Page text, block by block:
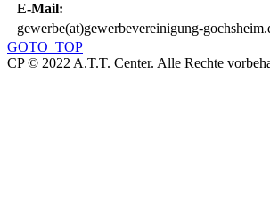
E-Mail:
gewerbe(at)gewerbevereinigung-
GOTO_TOP
CP © 2022 A.T.T. Center. Alle Rechte